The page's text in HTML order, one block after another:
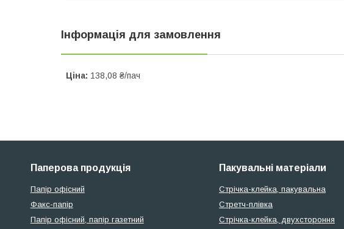
Інформація для замовлення
Ціна: 138,08 ₴/пач
Паперова продукція
Папір офісний
Факс-папір
Папір офісний, папір газетний
Пакувальні матеріали
Стрічка-клейка, пакувальна
Стретч-плівка
Стрічка-клейка, двухстороння